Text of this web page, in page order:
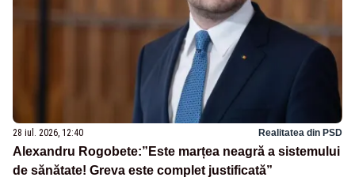
28 iul. 2026, 12:40 Realitatea din PSD
Alexandru Rogobete:”Este marțea neagră a sistemului
de sănătate! Greva este complet justificată”